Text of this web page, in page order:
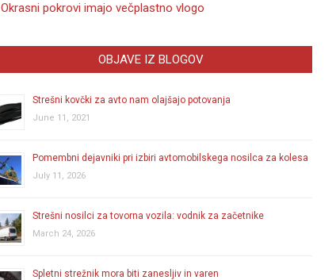
Okrasni pokrovi imajo večplastno vlogo
OBJAVE IZ BLOGOV
Strešni kovčki za avto nam olajšajo potovanja
June 11, 2021
Pomembni dejavniki pri izbiri avtomobilskega nosilca za kolesa
July 11, 2026
Strešni nosilci za tovorna vozila: vodnik za začetnike
March 24, 2026
Spletni strežnik mora biti zanesljiv in varen